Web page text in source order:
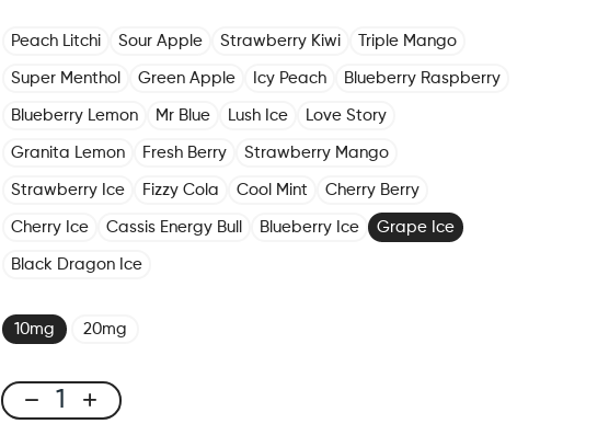
Peach Litchi Sour Apple Strawberry Kiwi Triple Mango
Super Menthol Green Apple Icy Peach Blueberry Raspberry
Blueberry Lemon Mr Blue Lush Ice Love Story
Granita Lemon Fresh Berry Strawberry Mango
Strawberry Ice Fizzy Cola Cool Mint Cherry Berry
Cherry Ice Cassis Energy Bull Blueberry Ice Grape Ice
Black Dragon Ice
10mg 20mg
X-